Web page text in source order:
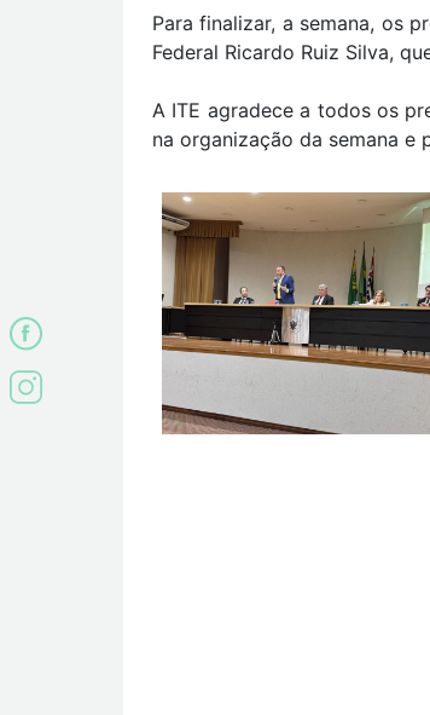
Para finalizar, a semana, os
Federal Ricardo Ruiz Silva,
A ITE agradece a todos os
na organização da semana e